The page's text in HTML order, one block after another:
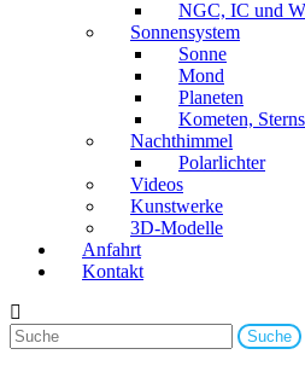
NGC, IC und
Sonnensystem
Sonne
Mond
Planeten
Kometen,
Nachthimmel
Polarlichter
Videos
Kunstwerke
3D-Modelle
Anfahrt
Kontakt